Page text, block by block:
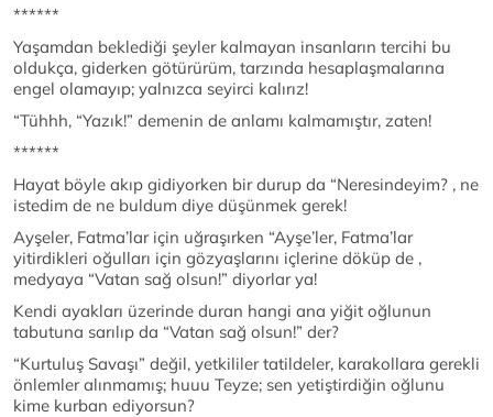
******
Yaşamdan beklediği şeyler kalmayan insanların tercihi bu
oldukça, giderken götürürüm, tarzında hesaplaşmalarına
engel olamayıp; yalnızca seyirci kalırız!
“Tühhh, “Yazık!” demenin de anlamı kalmamıştır, zaten!
******
Hayat böyle akıp gidiyorken bir durup da “Neresindeyim? , ne
istedim de ne buldum diye düşünmek gerek!
Ayşeler, Fatma’lar için uğraşırken “Ayşe’ler, Fatma’lar
yitirdikleri oğulları için gözyaşlarını içlerine döküp de ,
medyaya “Vatan sağ olsun!” diyorlar ya!
Kendi ayakları üzerinde duran hangi ana yiğit oğlunun
tabutuna sarılıp da “Vatan sağ olsun!” der?
“Kurtuluş Savaşı” değil, yetkililer tatildeler, karakollara gerekli
önlemler alınmamış; huuu Teyze; sen yetiştirdiğin oğlunu
kime kurban ediyorsun?